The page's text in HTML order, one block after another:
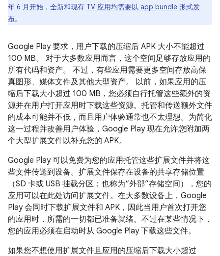
年 6 月开始，全新和现有 TV 应用均需要以 app bundle 形式发
布。
Google Play 要求，用户下载的压缩后 APK 大小不能超过
100 MB。 对于大多数应用而言，这个空间足够存放应用的
所有代码和资产。 不过，有些应用需要更多空间存放高保
真图形、媒体文件及其他大型资产。 以前，如果应用的压
缩后下载大小超过 100 MB，您必须自行托管这些额外的资
源并在用户打开应用时下载这些资源。托管和传送额外文件
的成本可能并不低，而且用户体验通常也不太理想。为简化
这一过程并改善用户体验，Google Play 现在允许您附加两
个大型扩展文件以补充您的 APK。
Google Play 可以免费为您的应用托管这些扩展文件并将这
些文件传送到设备。扩展文件保存在设备的共享存储位置
（SD 卡或 USB 挂载分区；也称为“外部”存储空间），您的
应用可以在此处访问扩展文件。在大多数设备上，Google
Play 会同时下载扩展文件和 APK，因此当用户首次打开您
的应用时，所需的一切都已准备就绪。不过在某些情况下，
您的应用必须在启动时从 Google Play 下载这些文件。
如果您不想使用扩展文件且应用的压缩后下载大小超过